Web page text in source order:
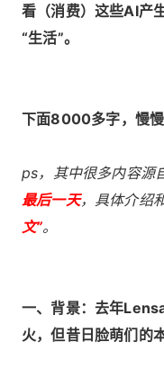
看（消费）这些AI产
“生活”。
下面8000多字，慢
ps，其中很多内容源
最后一天，具体介绍
文”。
一、背景：去年
火，但昔日脸萌们的